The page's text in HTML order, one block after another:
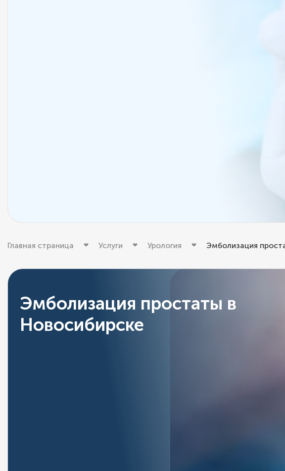
Главная страница Услуги Урология Эмболизация
Эмболизация простаты в
Новосибирске